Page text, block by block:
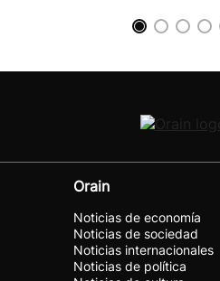
Orain
Noticias de economía
Noticias de sociedad
Noticias internacionales
Noticias de política